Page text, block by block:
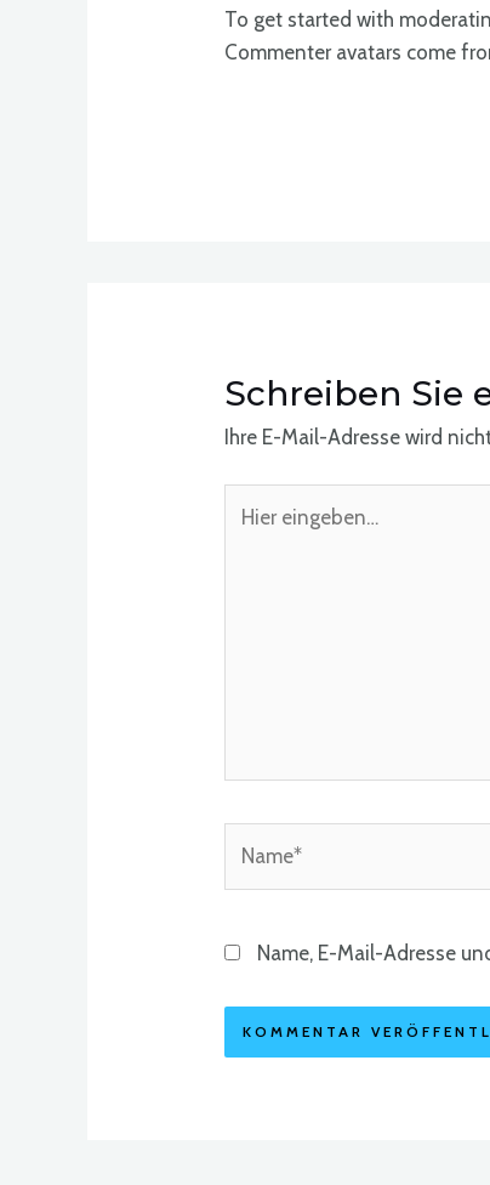
To get started with
Commenter avatars come
Schreiben Sie
Ihre E-Mail-Adresse wird
eingeben…
Name, E-Mail-Adresse